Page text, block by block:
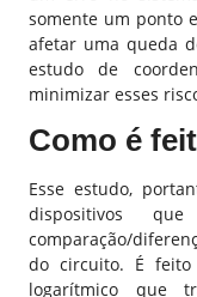
somente um ponto
afetar uma queda
estudo de
minimizar esses
Como é
Esse estudo,
dispositivos
comparação/
do circuito. É feito
logarítmico que